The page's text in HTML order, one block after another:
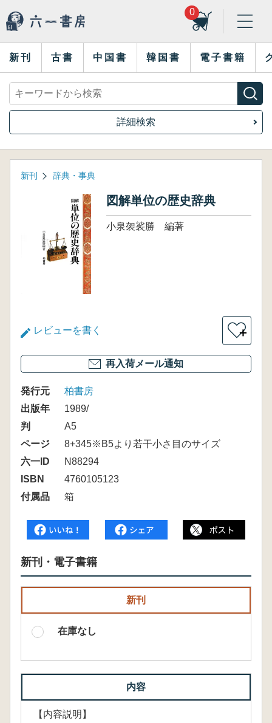
0
新刊 古書 中国書 韓国書 電子書籍
詳細検索
新刊 辞典・事典
図解単位の歴史辞典
小泉袈裟勝 編著
レビューを書く ＋
再入荷メール通知
発行元
柏書房
出版年
1989/
判
A5
ページ
8+345※B5より若干小さ目のサイズ
六一ID
N88294
ISBN
4760105123
付属品
箱
新刊・電子書籍
新刊
在庫なし
内容
【内容説明】